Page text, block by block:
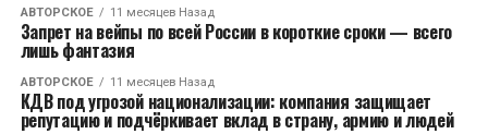
АВТОРСКОЕ 11 месяцев Назад
Запрет на вейпы по всей России в короткие сроки — всего
лишь фантазия
АВТОРСКОЕ 11 месяцев Назад
КДВ под угрозой национализации: компания защищает
репутацию и подчёркивает вклад в страну, армию и людей